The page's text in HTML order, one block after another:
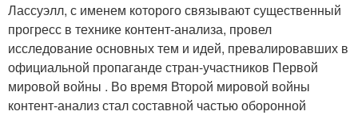
Лассуэлл, с именем которого связывают существенный
прогресс в технике контент-анализа, провел
исследование основных тем и идей, превалировавших в
официальной пропаганде стран-участников Первой
мировой войны . Во время Второй ми­ровой войны
контент-анализ стал составной частью оборонной